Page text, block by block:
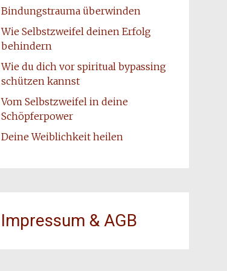
Bindungstrauma überwinden
Wie Selbstzweifel deinen Erfolg
behindern
Wie du dich vor spiritual bypassing
schützen kannst
Vom Selbstzweifel in deine
Schöpferpower
Deine Weiblichkeit heilen
Impressum & AGB